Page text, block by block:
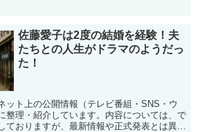
佐藤愛子は2度の結婚を経験！夫
たちとの人生がドラマのようだっ
た！
ット上の公開情報（テレビ番組・SNS・ウ
整理・紹介しています。内容については、で
ておりますが、最新情報や正式発表とは異な